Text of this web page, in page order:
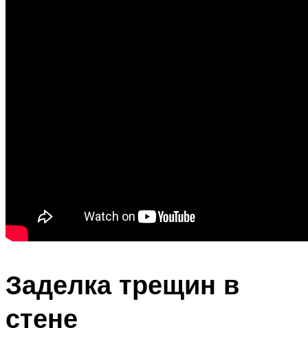
Заделка трещин в
стене